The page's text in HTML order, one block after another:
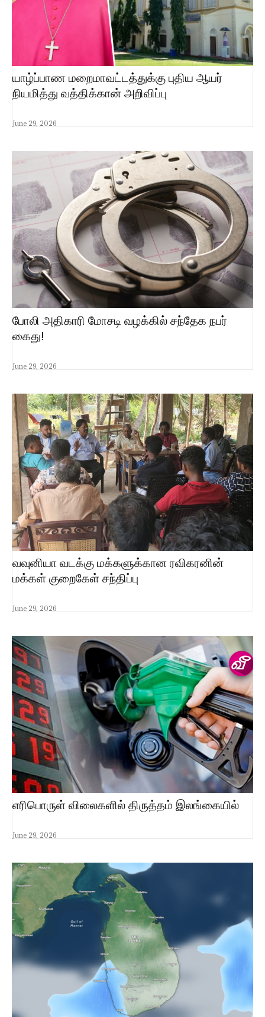
யாழ்ப்பாண மறைமாவட்டத்துக்கு புதிய ஆயர்
நியமித்து வத்திக்கான் அறிவிப்பு
June 29, 2026
போலி அதிகாரி மோசடி வழக்கில் சந்தேக நபர்
கைது!
June 29, 2026
வவுனியா வடக்கு மக்களுக்கான ரவிகரனின்
மக்கள் குறைகேள் சந்திப்பு
June 29, 2026
எரிபொருள் விலைகளில் திருத்தம் இலங்கையில்
June 29, 2026